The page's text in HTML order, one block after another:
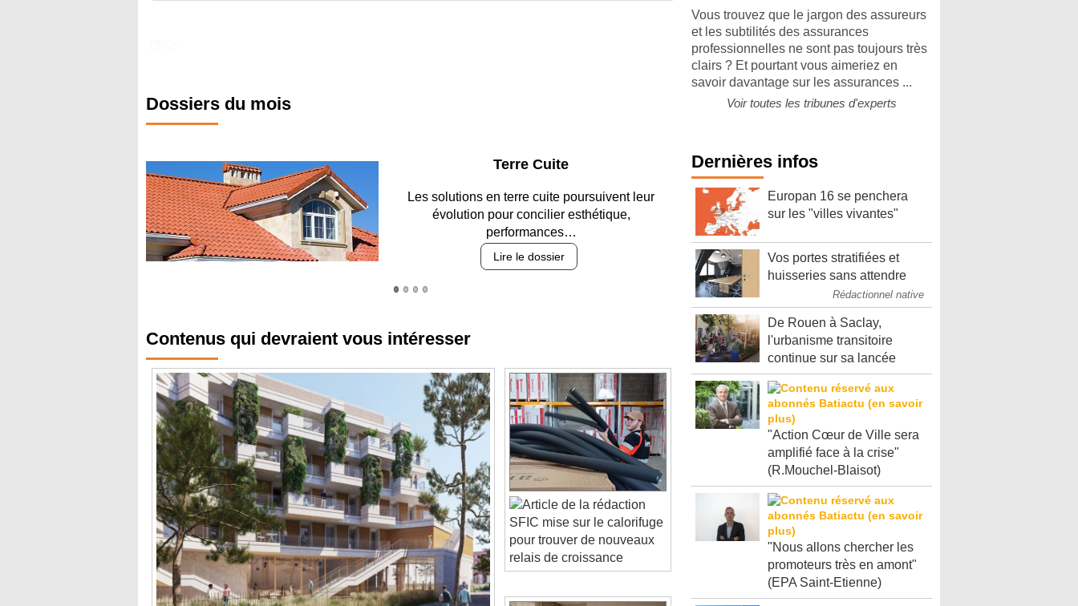
Dossiers du mois
Parking et garages
Entre circulation, sécurisation des accès, durabilité
des revêtements et intégration…
Lire le dossier
SFIC mise sur le calorifuge
pour trouver de nouveaux
relais de croissance
Vous trouvez que le jargon des assureurs
et les subtilités des assurances
professionnelles ne sont pas toujours très
clairs ? Et pourtant vous aimeriez en
savoir davantage sur les assurances ...
Voir toutes les tribunes d'experts
Dernières infos
Europan 16 se penchera
sur les "villes vivantes"
Vos portes stratifiées et
huisseries sans attendre
Rédactionnel native
De Rouen à Saclay,
l'urbanisme transitoire
continue sur sa lancée
"Action Cœur de Ville sera
amplifié face à la crise"
(R.Mouchel-Blaisot)
"Nous allons chercher les
promoteurs très en amont"
(EPA Saint-Etienne)